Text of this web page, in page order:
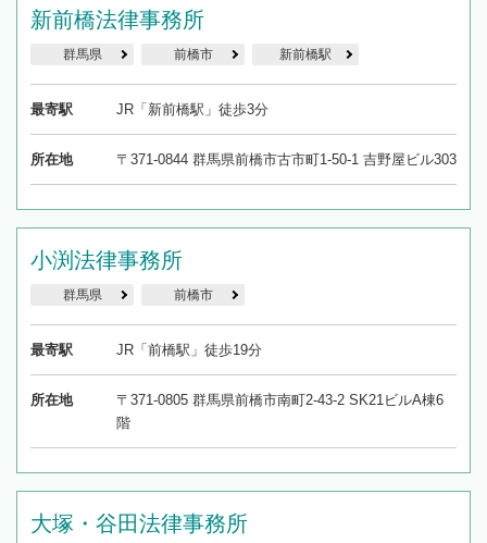
新前橋法律事務所
群馬県 前橋市 新前橋駅
最寄駅 JR「新前橋駅」徒歩3分
所在地 〒371-0844 群馬県前橋市古市町1-50-1 吉野屋ビル303
小渕法律事務所
群馬県 前橋市
最寄駅 JR「前橋駅」徒歩19分
所在地
〒371-0805 群馬県前橋市南町2-43-2 SK21ビルA棟6
階
大塚・谷田法律事務所